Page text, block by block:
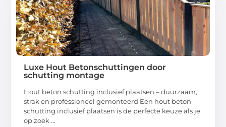
Luxe Hout Betonschuttingen door
schutting montage
Hout beton schutting inclusief plaatsen – duurzaam,
strak en professioneel gemonteerd Een hout beton
schutting inclusief plaatsen is de perfecte keuze als je
op zoek ...